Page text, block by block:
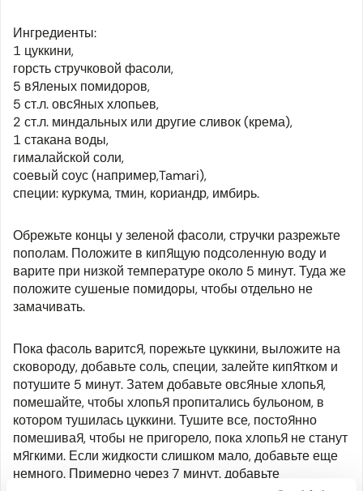
Ингредиенты:
1 цуккини,
горсть стручковой фасоли,
5 вяленых помидоров,
5 ст.л. овсяных хлопьев,
2 ст.л. миндальных или другие сливок (крема),
1 стакана воды,
гималайской соли,
соевый соус (например,Tamari),
специи: куркума, тмин, кориандр, имбирь.
Обрежьте концы у зеленой фасоли, стручки разрежьте
пополам. Положите в кипящую подсоленную воду и
варите при низкой температуре около 5 минут. Туда же
положите сушеные помидоры, чтобы отдельно не
замачивать.
Пока фасоль варится, порежьте цуккини, выложите на
сковороду, добавьте соль, специи, залейте кипятком и
потушите 5 минут. Затем добавьте овсяные хлопья,
помешайте, чтобы хлопья пропитались бульоном, в
котором тушилась цуккини. Тушите все, постоянно
помешивая, чтобы не пригорело, пока хлопья не станут
мягкими. Если жидкости слишком мало, добавьте еще
немного. Примерно через 7 минут. добавьте